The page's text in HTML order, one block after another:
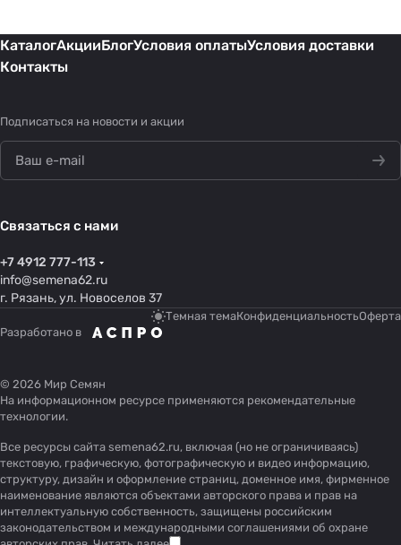
КаталогАкцииБлогУсловия оплатыУсловия доставки
Контакты
Подписаться на новости и акции
Связаться с нами
+7 4912 777-113
info@semena62.ru
г. Рязань, ул. Новоселов 37
Темная темаКонфиденциальностьОферта
Разработано в
© 2026 Мир Семян
На информационном ресурсе применяются рекомендательные
технологии.
Все ресурсы сайта semena62.ru, включая (но не ограничиваясь)
текстовую, графическую, фотографическую и видео информацию,
структуру, дизайн и оформление страниц, доменное имя, фирменное
наименование являются объектами авторского права и прав на
интеллектуальную собственность, защищены российским
законодательством и международными соглашениями об охране